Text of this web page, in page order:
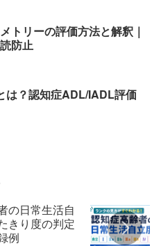
トリーの評価方法と解釈｜
防止
は？認知症ADL/IADL評価
の日常生活自
きり度の判定
例